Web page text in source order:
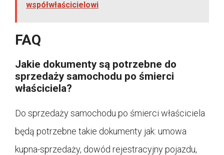
współwłaścicielowi
FAQ
Jakie dokumenty są potrzebne do
sprzedaży samochodu po śmierci
właściciela?
Do sprzedaży samochodu po śmierci właściciela
będą potrzebne takie dokumenty jak: umowa
kupna-sprzedaży, dowód rejestracyjny pojazdu,